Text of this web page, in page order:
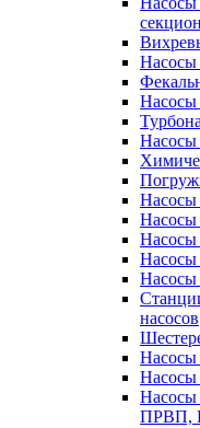
Насосы
Насосы
насосов
ПРВП,